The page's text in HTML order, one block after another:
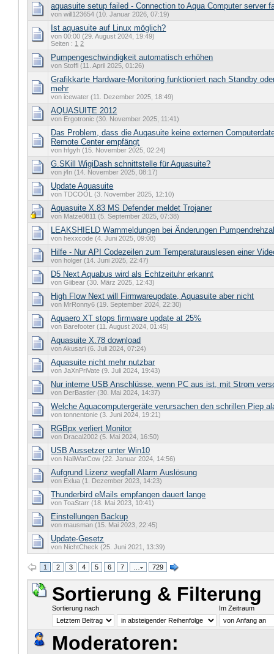
aquasuite setup failed - Connection to Aqua Computer server
von will123654 (10. Januar 2026, 07:19)
Ist aquasuite auf Linux möglich?
von 00:00 (29. August 2024, 19:49)
Seiten : 1 2
Pumpengeschwindigkeit automatisch erhöhen
von Stoffl (11. April 2025, 01:26)
Grafikkarte Hardware-Monitoring funktioniert nach Standby
mehr
von icewater (11. Dezember 2025, 18:49)
AQUASUITE 2012
von Ergotronic (30. November 2025, 11:41)
Das Problem, dass die Auqasuite keine externen
Remote Center empfängt
von hfgyh (15. November 2025, 02:24)
G.SKill WigiDash schnittstelle für Aquasuite?
von j4n (14. November 2025, 08:17)
Update Aquasuite
von TDCOOL (3. November 2025, 12:10)
Aquasuite X.83 MS Defender meldet Trojaner
von Matze0811 (5. September 2025, 07:38)
LEAKSHIELD Warnmeldungen bei Änderungen
von hexxcode (4. Juni 2025, 09:08)
Hilfe - Nur API Codezeilen zum Temperaturauslesen einer
von holger (14. Juni 2025, 22:47)
D5 Next Aquabus wird als Echtzeituhr erkannt
von Giibear (30. März 2025, 12:43)
High Flow Next will Firmwareupdate, Aquasuite aber nicht
von MrRonny6 (19. September 2024, 22:30)
Aquaero XT stops firmware update at 25%
von Barefooter (11. August 2024, 01:45)
Aquasuite X.78 download
von Akusari (6. Juli 2024, 07:24)
Aquasuite nicht mehr nutzbar
von JaXnPriVate (9. Juli 2024, 19:43)
Nur interne USB Anschlüsse, wenn PC aus ist, mit Strom
von DerBastler (30. Mai 2024, 14:37)
Welche Aquacomputergeräte verursachen den schrillen Piep
von tonnentonie (3. Juni 2024, 19:21)
RGBpx verliert Monitor
von Dracal2002 (5. Mai 2024, 16:50)
USB Aussetzer unter Win10
von NaliWarCow (22. Januar 2024, 14:56)
Aufgrund Lizenz wegfall Alarm Auslösung
von Exlua (1. Dezember 2023, 14:23)
Thunderbird eMails empfangen dauert lange
von ToaStarr (18. Mai 2023, 10:41)
Einstellungen Backup
von mausman (15. Mai 2023, 22:45)
Update-Gesetz
von NichtCheck (25. Juni 2021, 13:39)
1 2 3 4 5 6 7 … 729
Sortierung & Filterung
Sortierung nach Im Zeitraum
Moderatoren: